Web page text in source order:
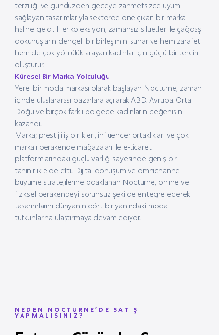
NEDEN NOCTURNE’DE SATIŞ
YAPMALISINIZ?
terziliği ve gündüzden geceye zahmetsizce uyum
sağlayan tasarımlarıyla sektörde öne çıkan bir marka
haline geldi. Her koleksiyon, zamansız siluetler ile çağdaş
dokunuşların dengeli bir birleşimini sunar ve hem zarafet
hem de çok yönlülük arayan kadınlar için güçlü bir tercih
oluşturur.
Küresel Bir Marka Yolculuğu
Yerel bir moda markası olarak başlayan Nocturne, zaman
içinde uluslararası pazarlara açılarak ABD, Avrupa, Orta
Doğu ve birçok farklı bölgede kadınların beğenisini
kazandı.
Marka; prestijli iş birlikleri, influencer ortaklıkları ve çok
markalı perakende mağazaları ile e-ticaret
platformlarındaki güçlü varlığı sayesinde geniş bir
tanınırlık elde etti. Dijital dönüşüm ve omnichannel
büyüme stratejilerine odaklanan Nocturne, online ve
fiziksel perakendeyi sorunsuz şekilde entegre ederek
tasarımlarını dünyanın dört bir yanındaki moda
tutkunlarına ulaştırmaya devam ediyor.